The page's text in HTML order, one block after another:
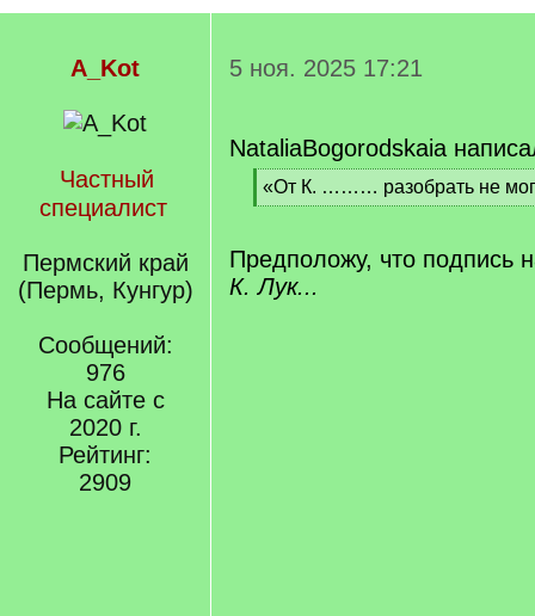
A_Kot
Частный
специалист
Пермский край
(Пермь, Кунгур)
Сообщений:
976
На сайте с
2020 г.
Рейтинг:
2909
5 ноя. 2025 17:21
NataliaBogorodskaia
[
q
«От К. ……… разобрать не
[
q
]
Предположу, что подпись
К. Лук...